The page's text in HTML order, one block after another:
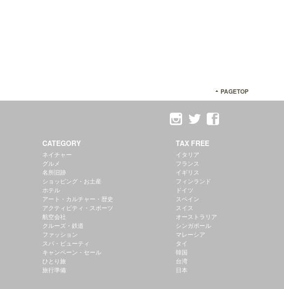
PAGETOP
CATEGORY
ネイチャー
グルメ
名所旧跡
ショッピング・お土産
ホテル
アート・カルチャー・歴史
アクティビティ・スポーツ
航空会社
クルーズ・鉄道
ファッション
スパ・ビューティ
キャンペーン・セール
ひとり旅
旅行準備
TAX FREE
イタリア
フランス
イギリス
フィンランド
ドイツ
スペイン
スイス
オーストラリア
シンガポール
マレーシア
タイ
韓国
台湾
日本